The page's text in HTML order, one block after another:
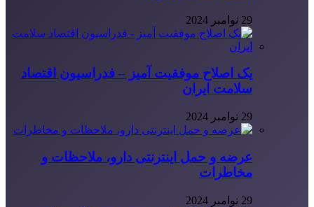
29 نوامبر 2024
یک اصلاح موفقیت آمیز – فدراسیون اقتصاد
سلامت ایران
29 نوامبر 2024
عرضه و حمل اینترنتی دارو، ملاحظات و
مخاطرات
29 نوامبر 2024